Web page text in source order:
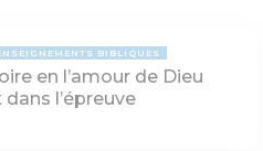
BIBLIQUES
en l’amour de Dieu
l’épreuve